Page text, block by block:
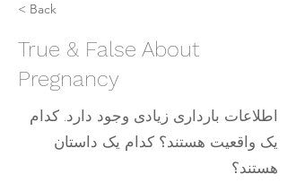
< Back
True & False About
Pregnancy
اطلاعات بارداری زیادی وجود دارد. کدام
یک واقعیت هستند؟ کدام یک داستان
هستند؟